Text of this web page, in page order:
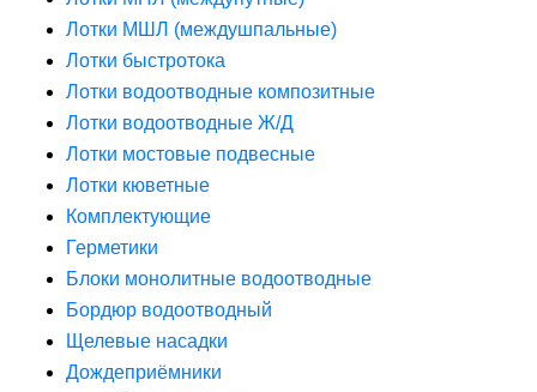
Лотки МШЛ (междушпальные)
Лотки быстротока
Лотки водоотводные композитные
Лотки водоотводные Ж/Д
Лотки мостовые подвесные
Лотки кюветные
Комплектующие
Герметики
Блоки монолитные водоотводные
Бордюр водоотводный
Щелевые насадки
Дождеприёмники